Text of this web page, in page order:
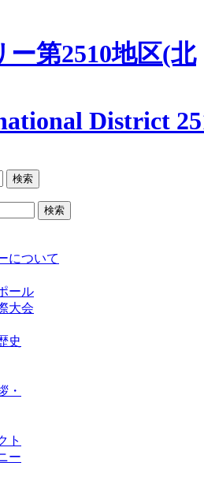
ー第2510地区(北
District
について
ール
大会
史
・
ト
ー